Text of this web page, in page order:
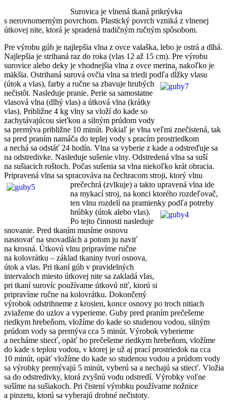
Surovica je vlnená tkaná prikrývka
s nerovnomerným povrchom. Plastický povrch vzniká z vlnenej
útkovej nite, ktorá je spradená tradičným ručným spôsobom.
Pre výrobu gúb je najlepšia vlna z ovce valaška, lebo je ostrá a dlhá.
Najlepšia je strihaná raz do roka (vlas 12 až 15 cm). Pre výrobu
surovice alebo deky je vhodnejšia vlna z ovce merina, nakoľko je
mäkšia. Ostrihaná surová ovčia vlna sa triedi podľa dĺžky vlasu
(útok a vlas), farby a ručne sa zbavuje hrubých
nečistôt. Nasleduje pranie. Perie sa samostatne
vlasová vlna (dlhý vlas) a útková vlna (krátky
vlas). Približne 4 kg vlny sa vloží do kade so
zachytávajúcou sieťkou a silným prúdom vody
sa premýva približne 10 minút. Pokiaľ je vlna veľmi znečistená, tak
sa pred praním namáča do teplej vody s pracím prostriedkom
a nechá sa odstáť 24 hodín. Vlna sa vyberie z kade a odstreďuje sa
na odstredivke. Nasleduje sušenie vlny. Odstredená vlna sa suší
na sušiacich roštoch. Počas sušenia sa vlna niekoľko krát obracia.
Pripravená vlna sa spracováva na čechracom stroji, ktorý vlnu
prečechrá (zvlkuje) a takto upravená vlna ide
na mykací stroj, na konci ktorého rozdeľovač,
ten vlnu rozdelí na pramienky podľa potreby
hrúbky (útok alebo vlas).
Po tejto činnosti nasleduje
snovanie. Pred tkaním musíme osnovu
nasnovať na snovadlách a potom ju naviť
na krosná. Útkovú vlnu pripravíme ručne
na kolovrátku – základ tkaniny tvorí osnova,
útok a vlas. Pri tkaní gúb v pravidelných
intervaloch miesto útkovej nite sa zakladá vlas,
pri tkaní surovíc používame útkovú niť, ktorú si
pripravíme ručne na kolovrátku. Dokončený
výrobok odstrihneme z krosien, konce osnovy po troch nitiach
zviažeme do uzlov a vyperieme. Guby pred praním prečešeme
riedkym hrebeňom, vložíme do kade so studenou vodou, silným
prúdom vody sa premýva cca 5 minút. Výrobok vyberieme
a necháme stiecť, opäť ho prečešeme riedkym hrebeňom, vložíme
do kade s teplou vodou, v ktorej je už aj prací prostriedok na cca
10 minút, opäť vložíme do kade so studenou vodou a prúdom vody
sa výrobky premývajú 5 minút, vyberú sa a nechajú sa stiecť. Vložia
sa do odstredivky, ktorá zvyšnú vodu odstredí. Výrobky voľne
sušíme na sušiakoch. Pri čistení výrobku používame nožnice
a pinzetu, ktorú sa vyberajú drobné nečistoty.